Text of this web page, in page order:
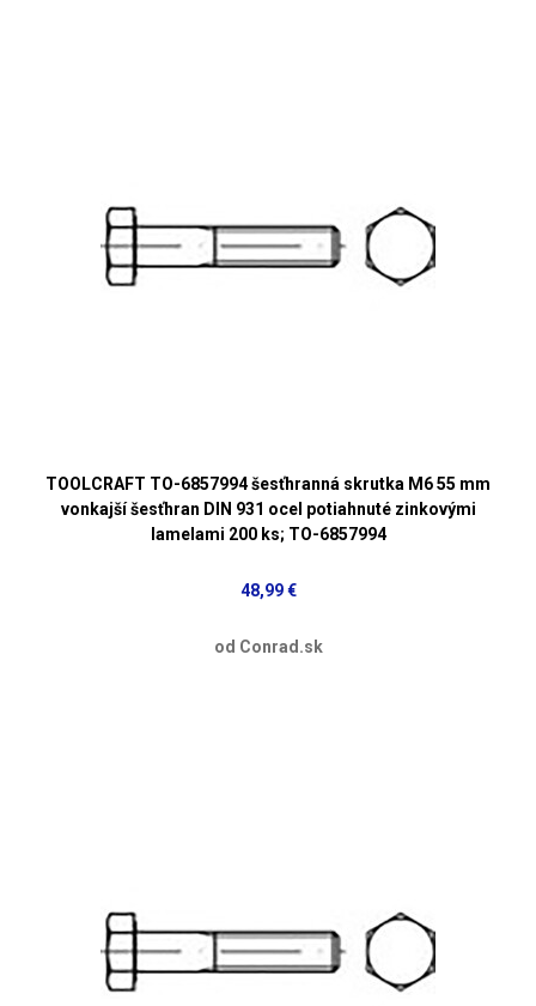
TOOLCRAFT TO-6857994 šesťhranná skrutka M6 55 mm
vonkajší šesťhran DIN 931 ocel potiahnuté zinkovými
lamelami 200 ks; TO-6857994
48,99 €
od Conrad.sk